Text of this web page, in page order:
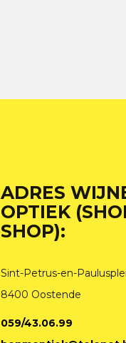
ADRES
OPTIEK
SHOP):
Sint-Petrus-en-
8400 Oostende
059/43.06.99